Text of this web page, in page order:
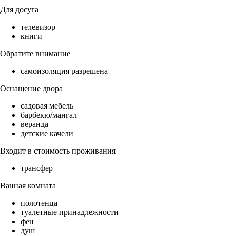
Для досуга
телевизор
книги
Обратите внимание
самоизоляция разрешена
Оснащение двора
садовая мебель
барбекю/мангал
веранда
детские качели
Входит в стоимость проживания
трансфер
Ванная комната
полотенца
туалетные принадлежности
фен
душ